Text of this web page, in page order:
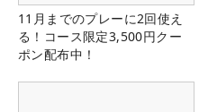
11月までのプレーに2回使え
る！コース限定3,500円クー
ポン配布中！